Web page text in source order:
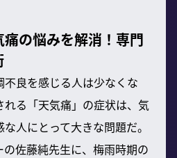
の悩みを解消！専門
良を感じる人は少なくな
る「天気痛」の症状は、気
人にとって大きな問題だ。
佐藤純先生に、梅雨時期の